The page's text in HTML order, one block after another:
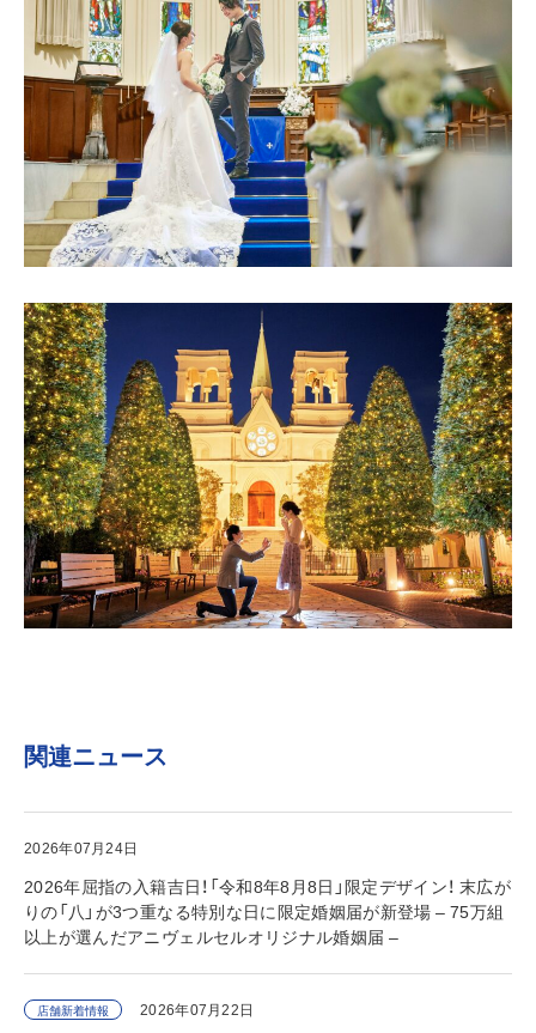
関連ニュース
2026年07月24日
2026年屈指の入籍吉日！「令和8年8月8日」限定デザイン！ 末広が
りの「八」が3つ重なる特別な日に限定婚姻届が新登場 – 75万組
以上が選んだアニヴェルセルオリジナル婚姻届 –
店舗新着情報 2026年07月22日